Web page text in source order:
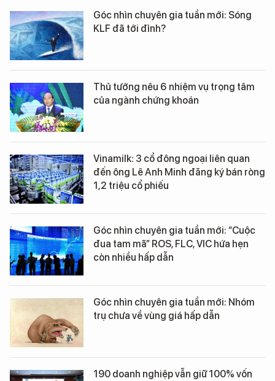
Góc nhìn chuyên gia tuần mới: Sóng
KLF đã tới đỉnh?
Thủ tướng nêu 6 nhiệm vụ trọng tâm
của ngành chứng khoán
Vinamilk: 3 cổ đông ngoại liên quan
đến ông Lê Anh Minh đăng ký bán ròng
1,2 triệu cổ phiếu
Góc nhìn chuyên gia tuần mới: “Cuộc
đua tam mã” ROS, FLC, VIC hứa hẹn
còn nhiều hấp dẫn
Góc nhìn chuyên gia tuần mới: Nhóm
trụ chưa về vùng giá hấp dẫn
190 doanh nghiệp vẫn giữ 100% vốn